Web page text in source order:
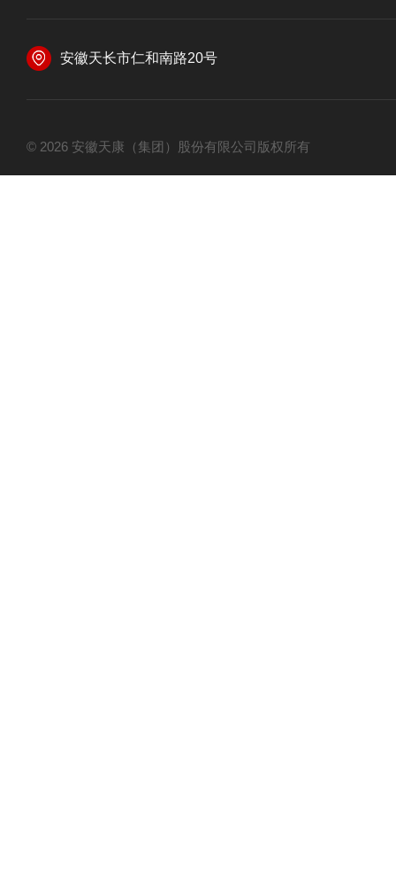
安徽天长市仁和南路20号
© 2026 安徽天康（集团）股份有限公司版权所有